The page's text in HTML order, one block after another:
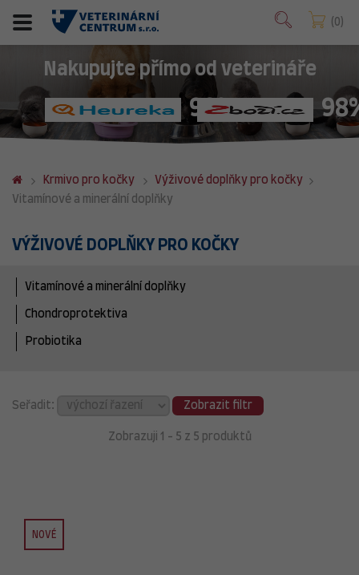
0
Nakupujte přímo od veterináře
98%
Krmivo pro kočky
Výživové doplňky pro kočky
Vitamínové a minerální doplňky
VÝŽIVOVÉ DOPLŇKY PRO KOČKY
Vitamínové a minerální doplňky
Chondroprotektiva
Probiotika
Seřadit: Zobrazit filtr
Zobrazuji 1 - 5 z 5 produktů
NOVÉ